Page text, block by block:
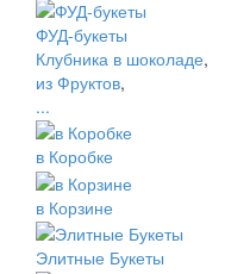
ФУД-букеты
Клубника в шоколаде,
из Фруктов,
...
в Коробке
в Корзине
Элитные Букеты